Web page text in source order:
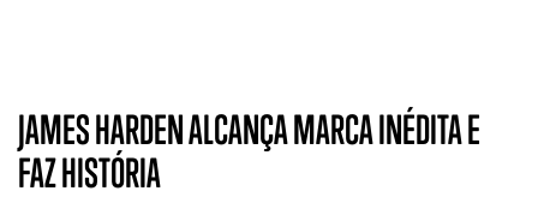
JAMES HARDEN ALCANÇA MARCA INÉDITA E
FAZ HISTÓRIA